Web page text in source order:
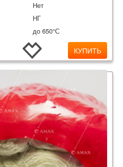
Нет
НГ
до 650°С
КУПИТЬ